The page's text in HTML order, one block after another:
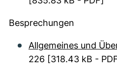
Besprechungen
Allgemeines und
226 [318.43 kB -